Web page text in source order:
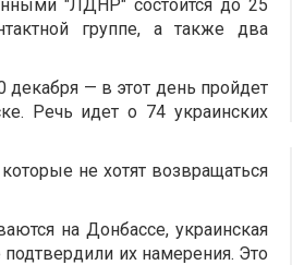
"ЛДНР" состоится до 25
группе, а также два
декабря — в этот день пройдет
Речь идет о 74 украинских
не хотят возвращаться
на Донбассе, украинская
подтвердили их намерения. Это